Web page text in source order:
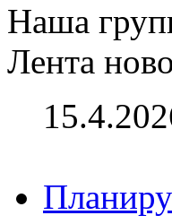
Наша
Лента